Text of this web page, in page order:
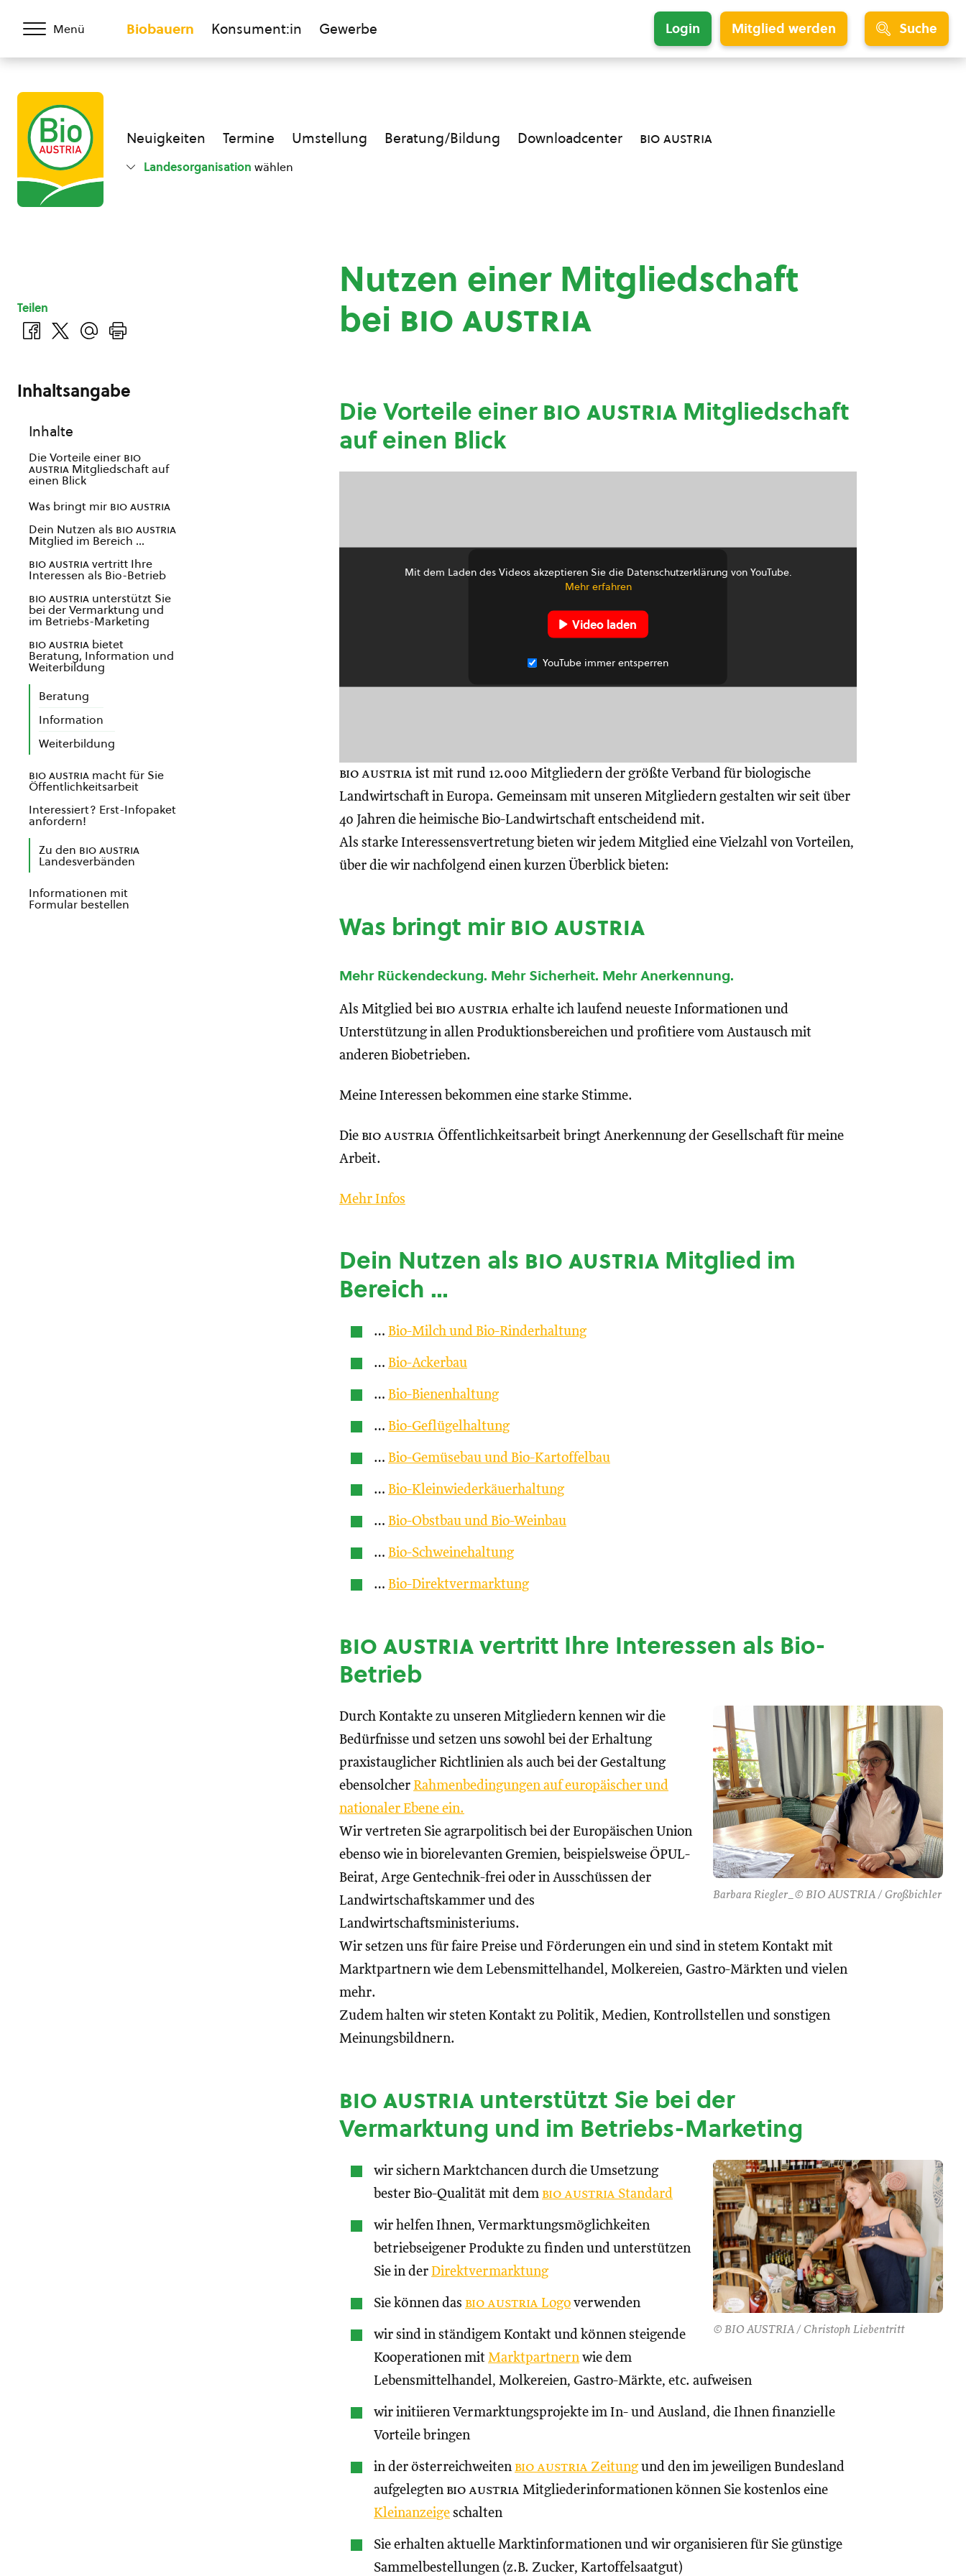
Menü Biobauern Konsument:in Gewerbe Login Mitglied werden Suche
Neuigkeiten Termine Umstellung Beratung/Bildung Downloadcenter bio austria
Landesorganisation wählen
Nutzen einer Mitgliedschaft
bei bio austria
Die Vorteile einerbio austria Mitgliedschaft
auf einen Blick
Mit dem Laden des Videos akzeptieren Sie die Datenschutzerklärung von YouTube.
Mehr erfahren
Video laden
YouTube immer entsperren
bio austria ist mit rund 12.000 Mitgliedern der größte Verband für biologische
Landwirtschaft in Europa. Gemeinsam mit unseren Mitgliedern gestalten wir seit über
40 Jahren die heimische Bio-Landwirtschaft entscheidend mit.
Als starke Interessensvertretung bieten wir jedem Mitglied eine Vielzahl von Vorteilen,
über die wir nachfolgend einen kurzen Überblick bieten:
Was bringt mirbio austria
Mehr Rückendeckung. Mehr Sicherheit. Mehr Anerkennung.
Als Mitglied bei bio austria erhalte ich laufend neueste Informationen und
Unterstützung in allen Produktionsbereichen und profitiere vom Austausch mit
anderen Biobetrieben.
Meine Interessen bekommen eine starke Stimme.
Die bio austria Öffentlichkeitsarbeit bringt Anerkennung der Gesellschaft für meine
Arbeit.
Mehr Infos
Dein Nutzen als bio austria Mitglied im
Bereich …
… Bio-Milch und Bio-Rinderhaltung
… Bio-Ackerbau
… Bio-Bienenhaltung
… Bio-Geflügelhaltung
… Bio-Gemüsebau und Bio-Kartoffelbau
… Bio-Kleinwiederkäuerhaltung
… Bio-Obstbau und Bio-Weinbau
… Bio-Schweinehaltung
… Bio-Direktvermarktung
bio austriavertritt Ihre Interessen als Bio-
Betrieb
Barbara Riegler_© BIO AUSTRIA / Großbichler
Durch Kontakte zu unseren Mitgliedern kennen wir die
Bedürfnisse und setzen uns sowohl bei der Erhaltung
praxistauglicher Richtlinien als auch bei der Gestaltung
ebensolcher Rahmenbedingungen auf europäischer und
nationaler Ebene ein.
Wir vertreten Sie agrarpolitisch bei der Europäischen Union
ebenso wie in biorelevanten Gremien, beispielsweise ÖPUL-
Beirat, Arge Gentechnik-frei oder in Ausschüssen der
Landwirtschaftskammer und des
Landwirtschaftsministeriums.
Wir setzen uns für faire Preise und Förderungen ein und sind in stetem Kontakt mit
Marktpartnern wie dem Lebensmittelhandel, Molkereien, Gastro-Märkten und vielen
mehr.
Zudem halten wir steten Kontakt zu Politik, Medien, Kontrollstellen und sonstigen
Meinungsbildnern.
bio austria unterstützt Sie bei der
Vermarktung und im Betriebs-Marketing
© BIO AUSTRIA / Christoph Liebentritt
wir sichern Marktchancen durch die Umsetzung
bester Bio-Qualität mit dem bio austria Standard
wir helfen Ihnen, Vermarktungsmöglichkeiten
betriebseigener Produkte zu finden und unterstützen
Sie in der Direktvermarktung
Sie können das bio austria Logo verwenden
wir sind in ständigem Kontakt und können steigende
Kooperationen mit Marktpartnernwie dem
Lebensmittelhandel, Molkereien, Gastro-Märkte, etc. aufweisen
wir initiieren Vermarktungsprojekte im In- und Ausland, die Ihnen finanzielle
Vorteile bringen
in der österreichweiten bio austria Zeitungund den im jeweiligen Bundesland
aufgelegten bio austria Mitgliederinformationen können Sie kostenlos eine
Kleinanzeige schalten
Sie erhalten aktuelle Marktinformationen und wir organisieren für Sie günstige
Sammelbestellungen (z.B. Zucker, Kartoffelsaatgut)
Teilen
Inhaltsangabe
Inhalte
Die Vorteile einer bio
austria Mitgliedschaft auf
einen Blick
Was bringt mir bio austria
Dein Nutzen als bio austria
Mitglied im Bereich …
bio austriavertritt Ihre
Interessen als Bio-Betrieb
bio austria unterstützt Sie
bei der Vermarktung und
im Betriebs-Marketing
bio austria bietet
Beratung, Information und
Weiterbildung
Beratung
Information
Weiterbildung
bio austria macht für Sie
Öffentlichkeitsarbeit
Interessiert? Erst-Infopaket
anfordern!
Zu den bio austria
Landesverbänden
Informationen mit
Formular bestellen